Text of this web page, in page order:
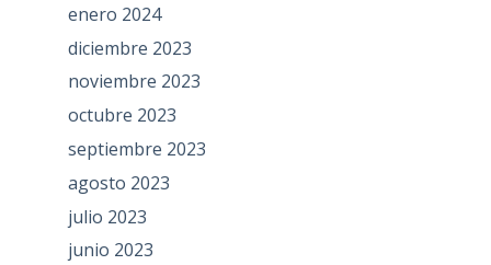
enero 2024
diciembre 2023
noviembre 2023
octubre 2023
septiembre 2023
agosto 2023
julio 2023
junio 2023